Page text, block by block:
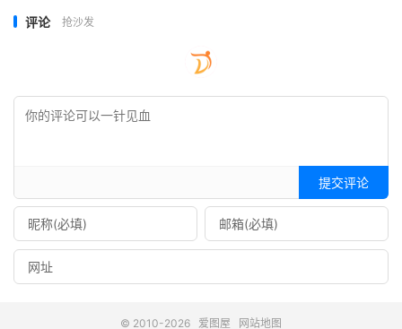
评论 抢沙发
提交评论
© 2010-2026 爱图屋 网站地图